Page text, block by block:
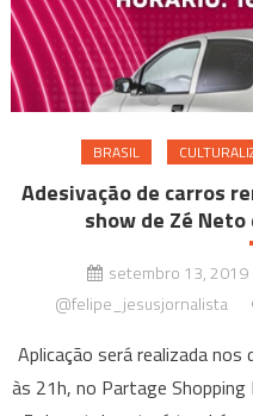
BRASIL
Adesivação de carros
show de Zé
setembro 13, 2019
@felipe_jesusjornalista
Aplicação será realizada
às 21h, no Partage